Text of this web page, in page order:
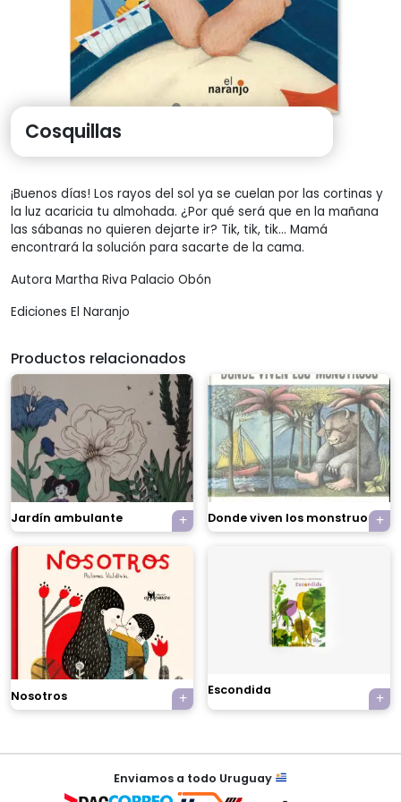
Cosquillas
¡Buenos días! Los rayos del sol ya se cuelan por las cortinas y
la luz acaricia tu almohada. ¿Por qué será que en la mañana
las sábanas no quieren dejarte ir? Tik, tik, tik… Mamá
encontrará la solución para sacarte de la cama.
Autora Martha Riva Palacio Obón
Ediciones El Naranjo
Productos relacionados
Jardín ambulante Donde viven los monstruos
Nosotros Escondida
Enviamos a todo Uruguay
Tu carrito está vacío.
automáticamente.